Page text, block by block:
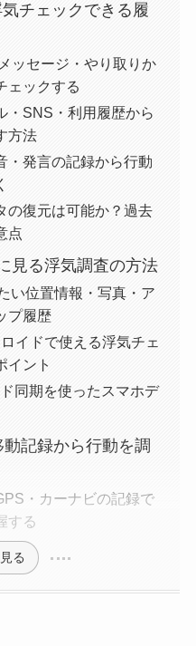
チェックできる履
ッセージ・やり取りか
ェックする
・SNS・利用履歴から
方法
・発言の記録から行動
の復元は可能か？過去
点
見る浮気調査の方法
い位置情報・写真・ア
プ履歴
イドで使える浮気チェ
イント
同期を使ったスマホデ
記録から行動を調
・カーナビの記録で
する
る